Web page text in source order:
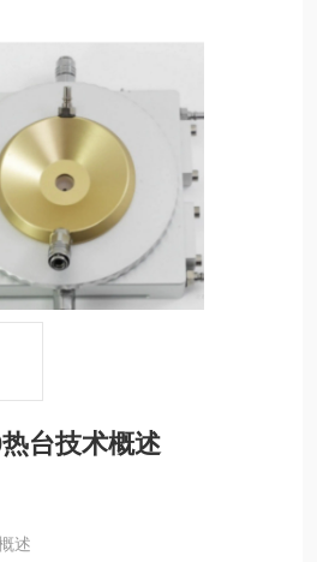
台技术概述​
述​